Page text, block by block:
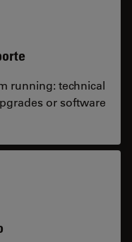
running: technical
or software